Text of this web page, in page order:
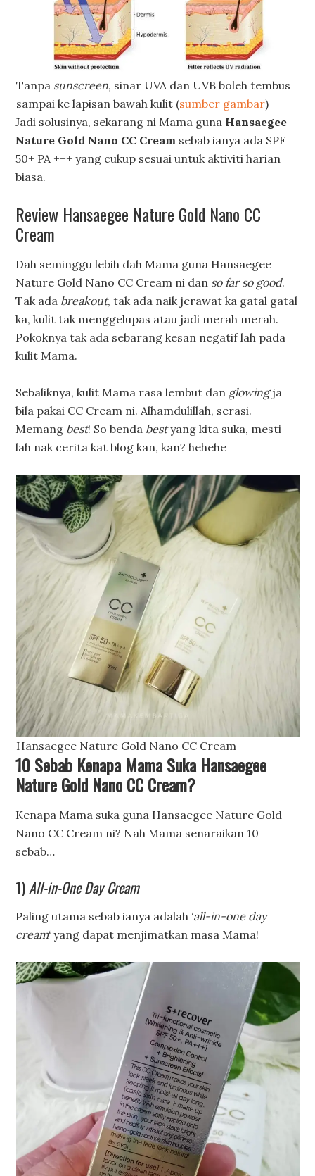
Tanpa sunscreen, sinar UVA dan UVB boleh tembus
sampai ke lapisan bawah kulit (sumber gambar)
Jadi solusinya, sekarang ni Mama guna Hansaegee
Nature Gold Nano CC Cream sebab ianya ada SPF
50+ PA +++ yang cukup sesuai untuk aktiviti harian
biasa.
Review Hansaegee Nature Gold Nano CC
Cream
Dah seminggu lebih dah Mama guna Hansaegee
Nature Gold Nano CC Cream ni dan so far so good.
Tak ada breakout, tak ada naik jerawat ka gatal gatal
ka, kulit tak menggelupas atau jadi merah merah.
Pokoknya tak ada sebarang kesan negatif lah pada
kulit Mama.
Sebaliknya, kulit Mama rasa lembut dan glowingja
bila pakai CC Cream ni. Alhamdulillah, serasi.
Memang best! So benda bestyang kita suka, mesti
lah nak cerita kat blog kan, kan? hehehe
Hansaegee Nature Gold Nano CC Cream
10 Sebab Kenapa Mama Suka Hansaegee
Nature Gold Nano CC Cream?
Kenapa Mama suka guna Hansaegee Nature Gold
Nano CC Cream ni? Nah Mama senaraikan 10
sebab…
1)All-in-One Day Cream
Paling utama sebab ianya adalah ‘all-in-one day
cream‘ yang dapat menjimatkan masa Mama!